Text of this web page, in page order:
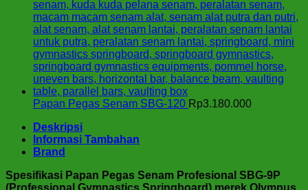
Papan Pegas Senam SBG-120 Rp3.180.000
Deskripsi
Informasi Tambahan
Brand
Spesifikasi Papan Pegas Senam Profesional SBG-9P